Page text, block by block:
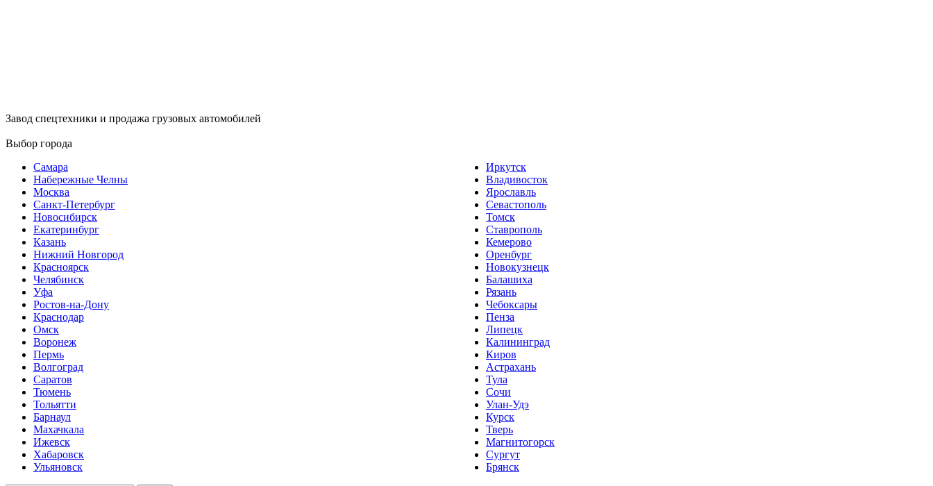
Завод спецтехники и продажа грузовых автомобилей
Выбор города
Самара
Набережные Челны
Москва
Санкт-Петербург
Новосибирск
Екатеринбург
Казань
Нижний Новгород
Красноярск
Челябинск
Уфа
Ростов-на-Дону
Краснодар
Омск
Воронеж
Пермь
Волгоград
Саратов
Тюмень
Тольятти
Барнаул
Махачкала
Ижевск
Хабаровск
Ульяновск
Иркутск
Владивосток
Ярославль
Севастополь
Томск
Ставрополь
Кемерово
Оренбург
Новокузнецк
Балашиха
Рязань
Чебоксары
Пенза
Липецк
Калининград
Киров
Астрахань
Тула
Сочи
Улан-Удэ
Курск
Тверь
Магнитогорск
Сургут
Брянск